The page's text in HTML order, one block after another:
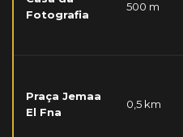
Fotografia
500 m
Praça Jemaa
El Fna
0,5 km